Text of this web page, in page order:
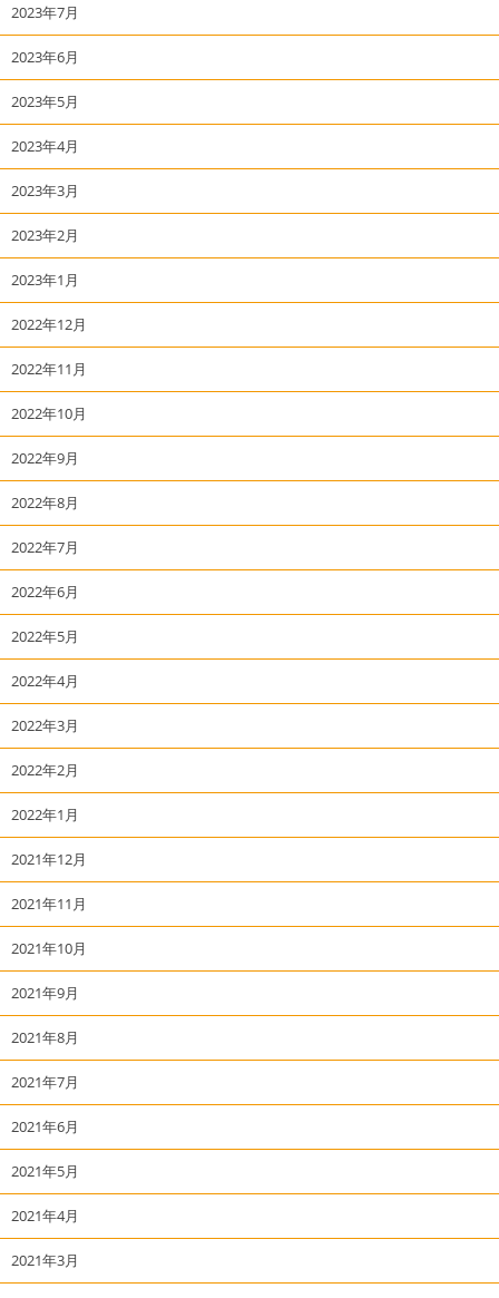
2023年7月
2023年6月
2023年5月
2023年4月
2023年3月
2023年2月
2023年1月
2022年12月
2022年11月
2022年10月
2022年9月
2022年8月
2022年7月
2022年6月
2022年5月
2022年4月
2022年3月
2022年2月
2022年1月
2021年12月
2021年11月
2021年10月
2021年9月
2021年8月
2021年7月
2021年6月
2021年5月
2021年4月
2021年3月